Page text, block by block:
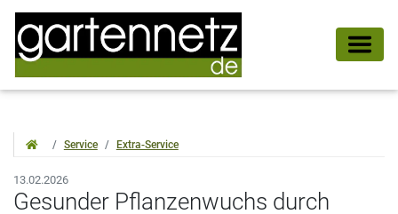
Service Extra-Service
13.02.2026
Gesunder Pflanzenwuchs durch